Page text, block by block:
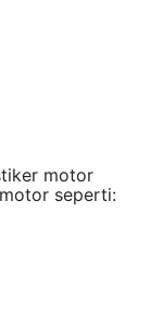
motor
seperti: